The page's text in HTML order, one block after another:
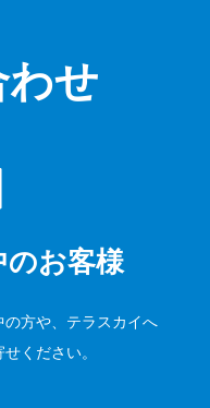
わせ
のお客様
方や、テラスカイへ
ください。